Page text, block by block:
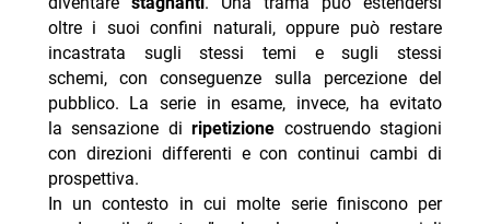
-- RispondiAnnulla risposta
- Reacher 4 arriva su Prime Video il 12 agosto
- Doc: Argentero lascia, quarta stagione ultima
- Chad Powers 2: la seconda stagione dal 3
settembre
- ER Medici in prima linea: cosa fanno oggi i
protagonisti
oltre i suoi confini naturali, oppure può restare
incastrata sugli stessi temi e sugli stessi
schemi, con conseguenze sulla percezione del
pubblico. La serie in esame, invece, ha evitato
la sensazione diripetizione costruendo stagioni
con direzioni differenti e con continui cambi di
prospettiva.
In un contesto in cui molte serie finiscono per